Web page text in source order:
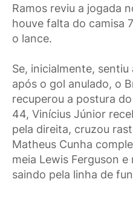
Ramos reviu a jogada
houve falta do camisa
o lance.
Se, inicialmente,
após o gol anulado, o
recuperou a postura
44, Vinícius Júnior
pela direita, cruzou
Matheus Cunha
meia Lewis Ferguson e
saindo pela linha de